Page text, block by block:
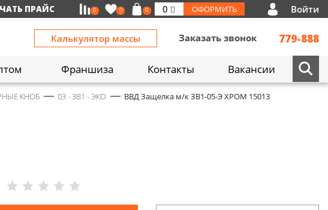
ПРАЙС 0 0 0 0 ОФОРМИТЬ Войти
Калькулятор массы Заказать звонок 779-888
Франшиза Контакты Вакансии
КНОБ 03 - ЗВ1 - ЭКО ВВД Защелка м/к ЗВ1-05-Э ХРОМ 15013